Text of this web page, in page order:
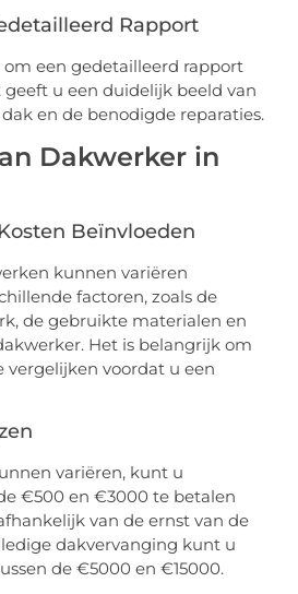
Rapport
een gedetailleerd rapport
geeft u een duidelijk beeld van
en de benodigde reparaties.
Dakwerker in
Beïnvloeden
kunnen variëren
factoren, zoals de
de gebruikte materialen en
Het is belangrijk om
vergelijken voordat u een
variëren, kunt u
€500 en €3000 te betalen
van de ernst van de
dakvervanging kunt u
de €5000 en €15000.